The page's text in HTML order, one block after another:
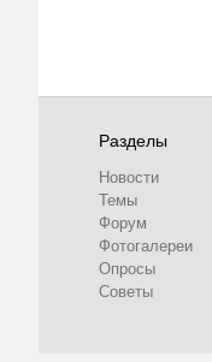
Разделы
Новости
Темы
Форум
Фотогалереи
Опросы
Советы